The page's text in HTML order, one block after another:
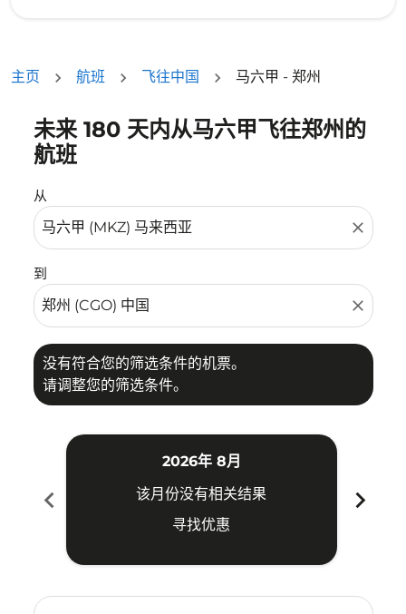
主页 航班 飞往中国 马六甲 - 郑州
未来 180 天内从马六甲飞往郑州的
航班
从
close
到
close
没有符合您的筛选条件的机票。
请调整您的筛选条件。
没有符合您的筛选条件的机票。请调整您的筛选条件。
chevron_left
2026年 8月
该月份没有相关结果
寻找优惠
chevron_right